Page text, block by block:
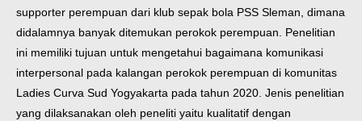
supporter perempuan dari klub sepak bola PSS Sleman, dimana
didalamnya banyak ditemukan perokok perempuan. Penelitian
ini memiliki tujuan untuk mengetahui bagaimana komunikasi
interpersonal pada kalangan perokok perempuan di komunitas
Ladies Curva Sud Yogyakarta pada tahun 2020. Jenis penelitian
yang dilaksanakan oleh peneliti yaitu kualitatif dengan